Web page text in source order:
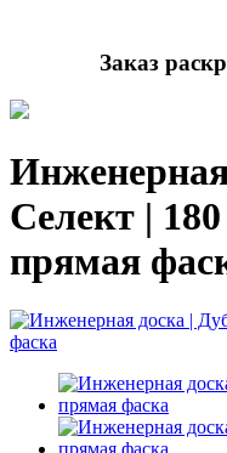
Заказ
Селект |
прямая